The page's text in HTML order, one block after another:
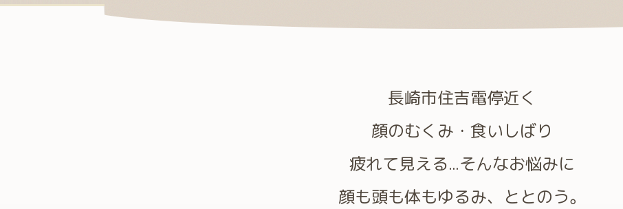
長崎市住吉電停近く
顔のむくみ・食いしばり
疲れて見える...そんなお悩みに
顔も頭も体もゆるみ、ととのう。